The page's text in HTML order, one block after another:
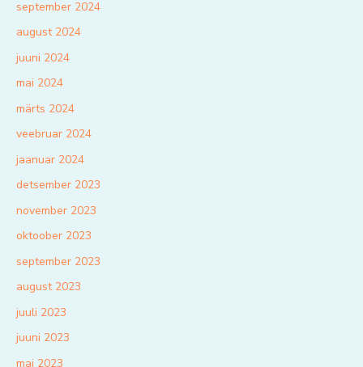
september 2024
august 2024
juuni 2024
mai 2024
märts 2024
veebruar 2024
jaanuar 2024
detsember 2023
november 2023
oktoober 2023
september 2023
august 2023
juuli 2023
juuni 2023
mai 2023